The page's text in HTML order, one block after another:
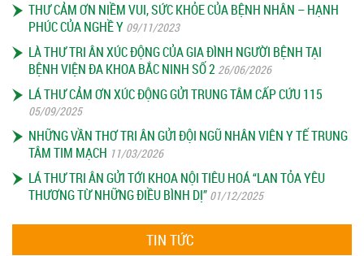
THƯ CẢM ƠN NIỀM VUI, SỨC KHỎE CỦA BỆNH NHÂN – HẠNH
PHÚC CỦA NGHỀ Y 09/11/2023
LÀ THƯ TRI ÂN XÚC ĐỘNG CỦA GIA ĐÌNH NGƯỜI BỆNH TẠI
BỆNH VIỆN ĐA KHOA BẮC NINH SỐ 2 26/06/2026
LÁ THƯ CẢM ƠN XÚC ĐỘNG GỬI TRUNG TÂM CẤP CỨU 115
05/09/2025
NHỮNG VẦN THƠ TRI ÂN GỬI ĐỘI NGŨ NHÂN VIÊN Y TẾ TRUNG
TÂM TIM MẠCH 11/03/2026
LÁ THƯ TRI ÂN GỬI TỚI KHOA NỘI TIÊU HOÁ “LAN TỎA YÊU
THƯƠNG TỪ NHỮNG ĐIỀU BÌNH DỊ” 01/12/2025
TIN TỨC